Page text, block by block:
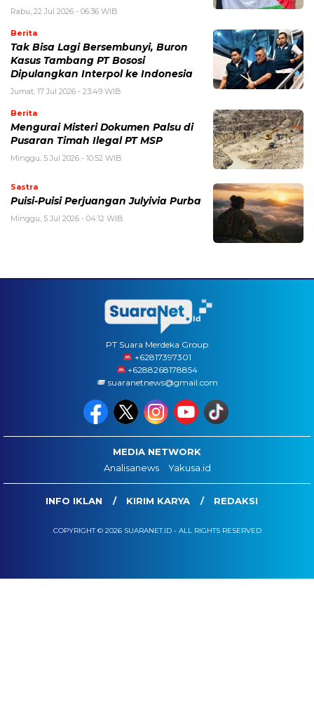
Rabu, 22 Jul 2026 - 06:36 WIB
Berita
Tak Bisa Lagi Bersembunyi, Buron
Kasus Tambang PT Bososi
Dipulangkan Interpol ke Indonesia
Jumat, 17 Jul 2026 - 23:49 WIB
Berita
Mengurai Misteri Dokumen Palsu di
Pusaran Timah Ilegal PT MSP
Minggu, 5 Jul 2026 - 10:52 WIB
Sastra
Puisi-Puisi Perjuangan Julyivia Purba
Minggu, 5 Jul 2026 - 04:12 WIB
PT Suara Merdeka Group
‪+62817397301
+6288268178854
suaranetnews@gmail.com
MEDIA NETWORK
Analisanews
Yakusa.id
INFO IKLAN KIRIM KARYA REDAKSI
COPYRIGHT © 2026 SUARANET.ID - ALL RIGHTS RESERVED